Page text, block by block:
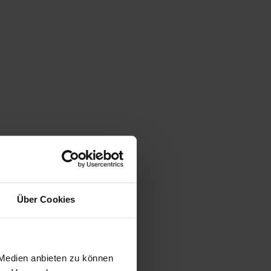
Über Cookies
anbieten zu können